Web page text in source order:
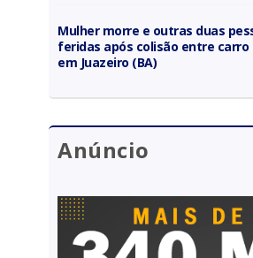
Mulher morre e outras duas
feridas após colisão entre carro
em Juazeiro (BA)
Anúncio